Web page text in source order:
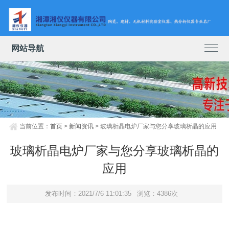
网站导航
当前位置：首页 > 新闻资讯 > 玻璃析晶电炉厂家与您分享玻璃析晶的应用
玻璃析晶电炉厂家与您分享玻璃析晶的
应用
发布时间：2021/7/6 11:01:35 浏览：4386次